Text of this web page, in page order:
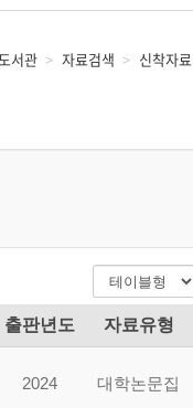
서관 자료검색 신착자료
정렬선택:
정렬 선택
출판년도 자료유형
2024 대학논문집